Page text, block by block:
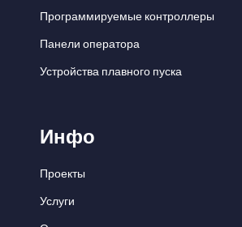
Программируемые контроллеры
Панели оператора
Устройства плавного пуска
Инфо
Проекты
Услуги